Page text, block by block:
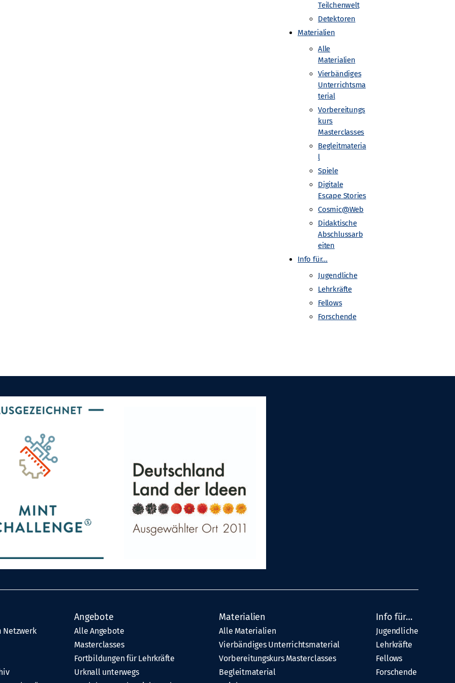
Teilchenwelt
Detektoren
Materialien
Alle
Materialien
Vierbändiges
Unterrichtsma
terial
Vorbereitungs
kurs
Masterclasses
Begleitmateria
l
Spiele
Digitale
Escape Stories
Cosmic@Web
Didaktische
Abschlussarb
eiten
Info für…
Jugendliche
Lehrkräfte
Fellows
Forschende
Astroteilchen-Forschungswoche
Gefördert von
Netzwerk
Angebote
Alle Angebote
Masterclasses
Fortbildungen für Lehrkräfte
Urknall unterwegs
Materialien
Alle Materialien
Vierbändiges Unterrichtsmaterial
Vorbereitungskurs Masterclasses
Begleitmaterial
Info für…
Jugendliche
Lehrkräfte
Fellows
Forschende